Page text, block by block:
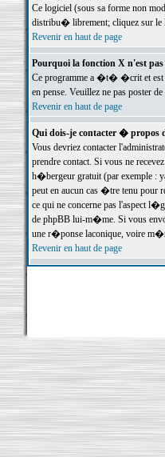
Ce logiciel (sous sa forme non
distribu� librement; cliquez sur
Revenir en haut de page
Pourquoi la fonction X n'est
Ce programme a �t� �crit et est
en pense. Veuillez ne pas poster
Revenir en haut de page
Qui dois-je contacter �
Vous devriez contacter
prendre contact. Si vous ne
h�bergeur gratuit (par exemple :
peut en aucun cas �tre tenu pour
ce qui ne concerne pas l'aspect
de phpBB lui-m�me. Si vous
une r�ponse laconique, voire
Revenir en haut de page